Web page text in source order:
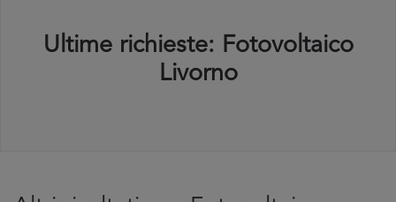
Ultime richieste: Fotovoltaico
Livorno